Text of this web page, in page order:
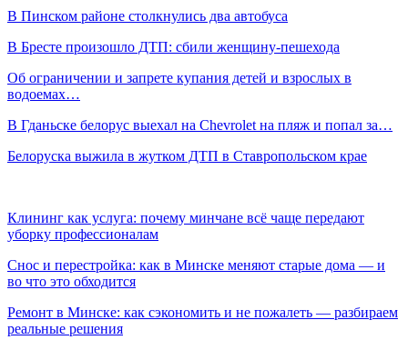
В Пинском районе столкнулись два автобуса
В Бресте произошло ДТП: сбили женщину-пешехода
Об ограничении и запрете купания детей и взрослых в
водоемах…
В Гданьске белорус выехал на Chevrolet на пляж и попал за…
Белоруска выжила в жутком ДТП в Ставропольском крае
Клининг как услуга: почему минчане всё чаще передают
уборку профессионалам
Снос и перестройка: как в Минске меняют старые дома — и
во что это обходится
Ремонт в Минске: как сэкономить и не пожалеть — разбираем
реальные решения